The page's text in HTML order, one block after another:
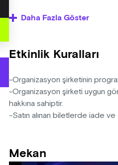
öğrenelim. Siz de oyunun bir
Yazan: Aziz Nesin
Yöneten-Dramaturji: Metin
Dekor-Kostüm: Tuğba Zakoğlu
Işık-Müzik: İrem Özer
Daha Fazla Göster
Etkinlik Kuralları
-Organizasyon şirketinin
-Organizasyon şirketi uygun
hakkına sahiptir.
-Satın alınan biletlerde iade ve
Mekan